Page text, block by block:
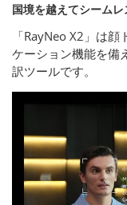
国境を越えてシーム
「RayNeo X2」は
ケーション機能を備
訳ツールです。